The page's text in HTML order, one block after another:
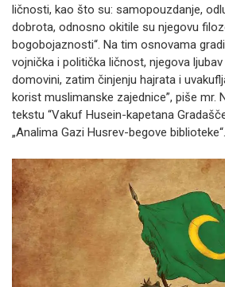
ličnosti, kao što su: samopouzdanje,
dobrota, odnosno okitile su njegovu
bogobojaznosti“. Na tim osnovama
vojnička i politička ličnost, njegova
domovini, zatim činjenju hajrata i
korist muslimanske zajednice”, piše mr.
tekstu “Vakuf Husein-kapetana
„Analima Gazi Husrev-begove biblioteke“.